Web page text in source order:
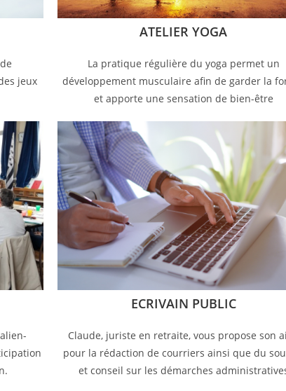
jeux
ATELIER YOGA
La pratique régulière du yoga permet un
développement musculaire afin de garder la
et apporte une sensation de bien-être
ECRIVAIN PUBLIC
Claude, juriste en retraite, vous propose son
pour la rédaction de courriers ainsi que du
et conseil sur les démarches